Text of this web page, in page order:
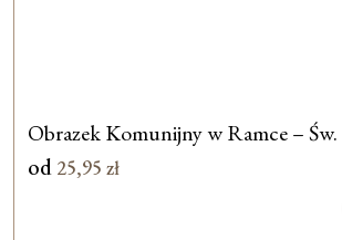
Obrazek Komunijny w Ramce –
od 25,95 zł